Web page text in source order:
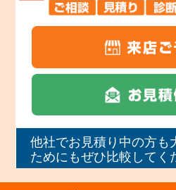
他社でお見積り中の方も
ためにもぜひ比較してく